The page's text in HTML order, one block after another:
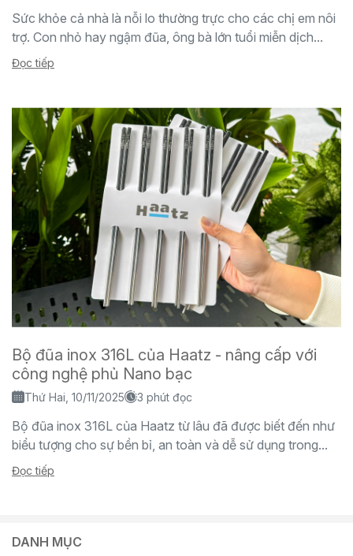
Sức khỏe cả nhà là nỗi lo thường trực cho các chị em nôi
trợ. Con nhỏ hay ngậm đũa, ông bà lớn tuổi miễn dịch...
Đọc tiếp
Bộ đũa inox 316L của Haatz - nâng cấp với
công nghệ phủ Nano bạc
Thứ Hai, 10/11/2025 3 phút đọc
Bộ đũa inox 316L của Haatz từ lâu đã được biết đến như
biểu tượng cho sự bền bỉ, an toàn và dễ sử dụng trong...
Đọc tiếp
DANH MỤC